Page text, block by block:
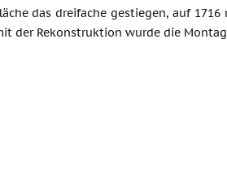
das dreifache gestiegen, auf 1716
der Rekonstruktion wurde die